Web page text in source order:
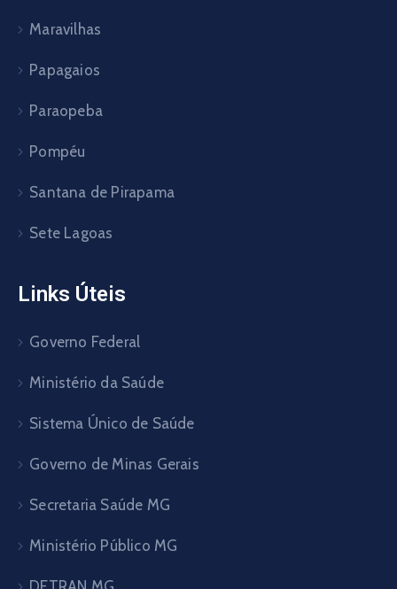
Maravilhas
Papagaios
Paraopeba
Pompéu
Santana de Pirapama
Sete Lagoas
Links Úteis
Governo Federal
Ministério da Saúde
Sistema Único de Saúde
Governo de Minas Gerais
Secretaria Saúde MG
Ministério Público MG